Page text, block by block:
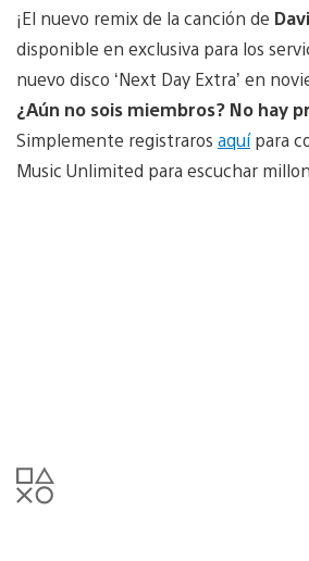
¡El nuevo remix de la canción de
disponible en exclusiva para los
nuevo disco ‘Next Day Extra’ en
¿Aún no sois miembros? No hay
Simplemente registraros aquípara
Music Unlimited para escuchar